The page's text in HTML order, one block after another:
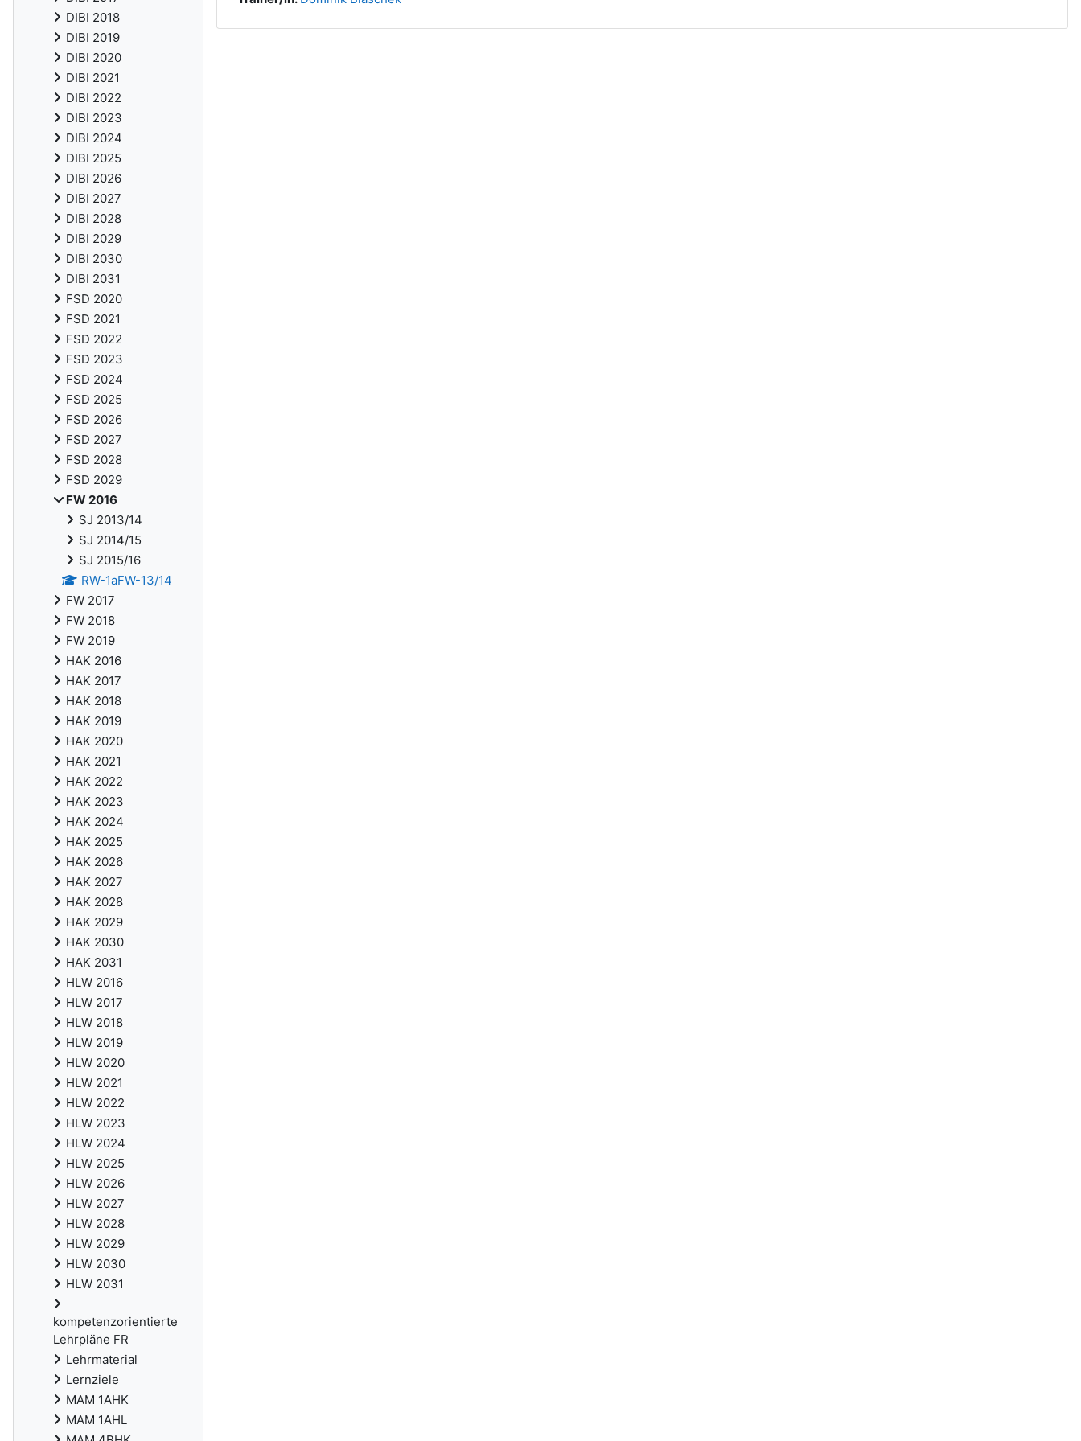
DIBI 2018
DIBI 2019
DIBI 2020
DIBI 2021
DIBI 2022
DIBI 2023
DIBI 2024
DIBI 2025
DIBI 2026
DIBI 2027
DIBI 2028
DIBI 2029
DIBI 2030
DIBI 2031
FSD 2020
FSD 2021
FSD 2022
FSD 2023
FSD 2024
FSD 2025
FSD 2026
FSD 2027
FSD 2028
FSD 2029
FW 2016
SJ 2013/14
SJ 2014/15
SJ 2015/16
RW-1aFW-13/14
FW 2017
FW 2018
FW 2019
HAK 2016
HAK 2017
HAK 2018
HAK 2019
HAK 2020
HAK 2021
HAK 2022
HAK 2023
HAK 2024
HAK 2025
HAK 2026
HAK 2027
HAK 2028
HAK 2029
HAK 2030
HAK 2031
HLW 2016
HLW 2017
HLW 2018
HLW 2019
HLW 2020
HLW 2021
HLW 2022
HLW 2023
HLW 2024
HLW 2025
HLW 2026
HLW 2027
HLW 2028
HLW 2029
HLW 2030
HLW 2031
kompetenzorientierte
Lehrpläne FR
Lehrmaterial
Lernziele
MAM 1AHK
MAM 1AHL